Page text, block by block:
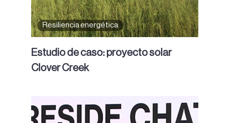
Resiliencia energética
Estudio de caso: proyecto solar
Clover Creek